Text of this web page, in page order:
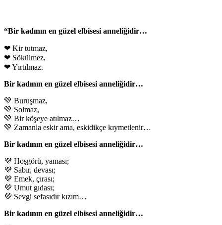
“Bir kadının en güzel elbisesi anneliğidir…
❤ Kir tutmaz,
❤ Sökülmez,
❤ Yırtılmaz.
Bir kadının en güzel elbisesi anneliğidir…
💚 Buruşmaz,
💚 Solmaz,
💚 Bir köşeye atılmaz…
💚 Zamanla eskir ama, eskidikçe kıymetlenir…
Bir kadının en güzel elbisesi anneliğidir…
💜 Hoşgörü, yaması;
💜 Sabır, devası;
💜 Emek, çırası;
💜 Umut gıdası;
💜 Sevgi sefasıdır kızım…
Bir kadının en güzel elbisesi anneliğidir…